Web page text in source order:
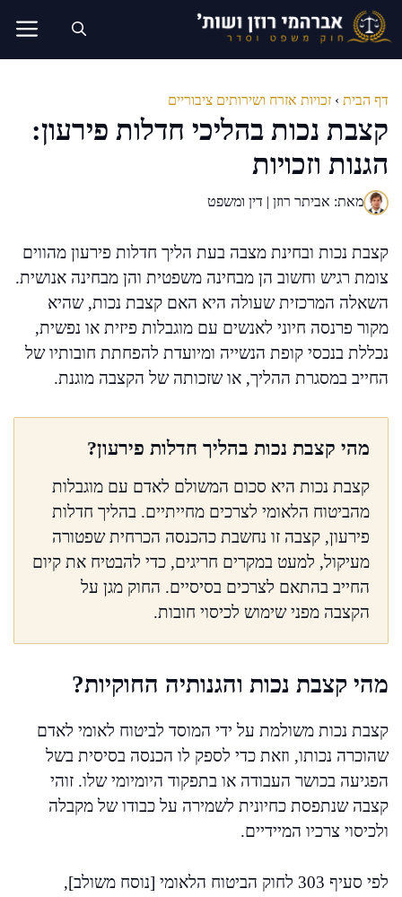
לדלג
לתוכן
דף הבית › זכויות אזרח ושירותים ציבוריים
קצבת נכות בהליכי חדלות פירעון:
הגנות וזכויות
מאת: אביתר רוזן | דין ומשפט
קצבת נכות ובחינת מצבה בעת הליך חדלות פירעון מהווים
צומת רגיש וחשוב הן מבחינה משפטית והן מבחינה אנושית.
השאלה המרכזית שעולה היא האם קצבת נכות, שהיא
מקור פרנסה חיוני לאנשים עם מוגבלות פיזית או נפשית,
נכללת בנכסי קופת הנשייה ומיועדת להפחתת חובותיו של
החייב במסגרת ההליך, או שזכותה של הקצבה מוגנת.
מהי קצבת נכות בהליך חדלות פירעון?
קצבת נכות היא סכום המשולם לאדם עם מוגבלות
מהביטוח הלאומי לצרכים מחייתיים. בהליך חדלות
פירעון, קצבה זו נחשבת כהכנסה הכרחית שפטורה
מעיקול, למעט במקרים חריגים, כדי להבטיח את קיום
החייב בהתאם לצרכים בסיסיים. החוק מגן על
הקצבה מפני שימוש לכיסוי חובות.
מהי קצבת נכות והגנותיה החוקיות?
קצבת נכות משולמת על ידי המוסד לביטוח לאומי לאדם
שהוכרה נכותו, וזאת כדי לספק לו הכנסה בסיסית בשל
הפגיעה בכושר העבודה או בתפקוד היומיומי שלו. זוהי
קצבה שנתפסת כחיונית לשמירה על כבודו של מקבלה
ולכיסוי צרכיו המיידיים.
לפי סעיף 303 לחוק הביטוח הלאומי [נוסח משולב],